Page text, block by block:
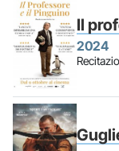
Il
2024